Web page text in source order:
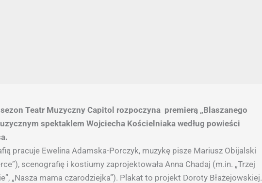
Teatr Muzyczny Capitol rozpoczyna premierą „Blaszanego
spektaklem Wojciecha Kościelniaka według powieści
pracuje Ewelina Adamska-Porczyk, muzykę pisze Mariusz Obijalski
scenografię i kostiumy zaprojektowała Anna Chadaj (m.in. „Trzej
„Nasza mama czarodziejka”). Plakat to projekt Doroty Błażejowskiej.